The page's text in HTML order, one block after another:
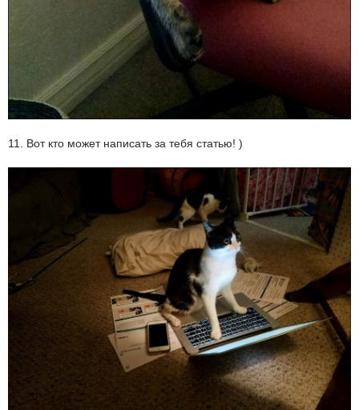
11. Вот кто может написать за тебя статью! )